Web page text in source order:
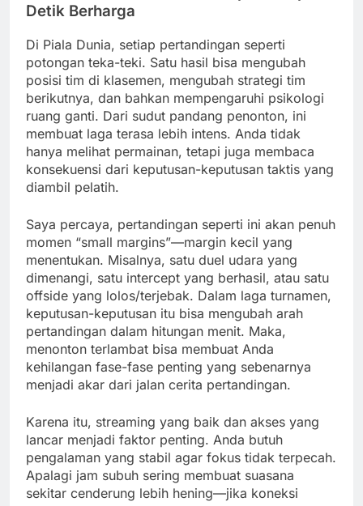
Detik Berharga
Di Piala Dunia, setiap pertandingan seperti
potongan teka-teki. Satu hasil bisa mengubah
posisi tim di klasemen, mengubah strategi tim
berikutnya, dan bahkan mempengaruhi psikologi
ruang ganti. Dari sudut pandang penonton, ini
membuat laga terasa lebih intens. Anda tidak
hanya melihat permainan, tetapi juga membaca
konsekuensi dari keputusan-keputusan taktis yang
diambil pelatih.
Saya percaya, pertandingan seperti ini akan penuh
momen “small margins”—margin kecil yang
menentukan. Misalnya, satu duel udara yang
dimenangi, satu intercept yang berhasil, atau satu
offside yang lolos/terjebak. Dalam laga turnamen,
keputusan-keputusan itu bisa mengubah arah
pertandingan dalam hitungan menit. Maka,
menonton terlambat bisa membuat Anda
kehilangan fase-fase penting yang sebenarnya
menjadi akar dari jalan cerita pertandingan.
Karena itu, streaming yang baik dan akses yang
lancar menjadi faktor penting. Anda butuh
pengalaman yang stabil agar fokus tidak terpecah.
Apalagi jam subuh sering membuat suasana
sekitar cenderung lebih hening—jika koneksi